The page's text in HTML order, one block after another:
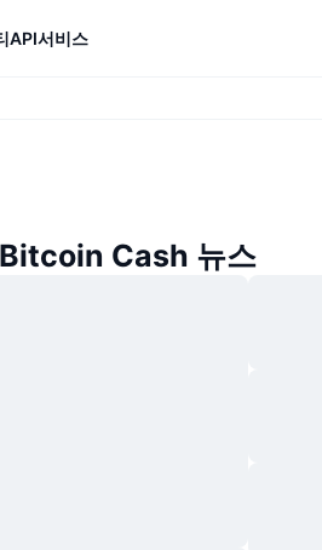
API서비스
Cash 뉴스